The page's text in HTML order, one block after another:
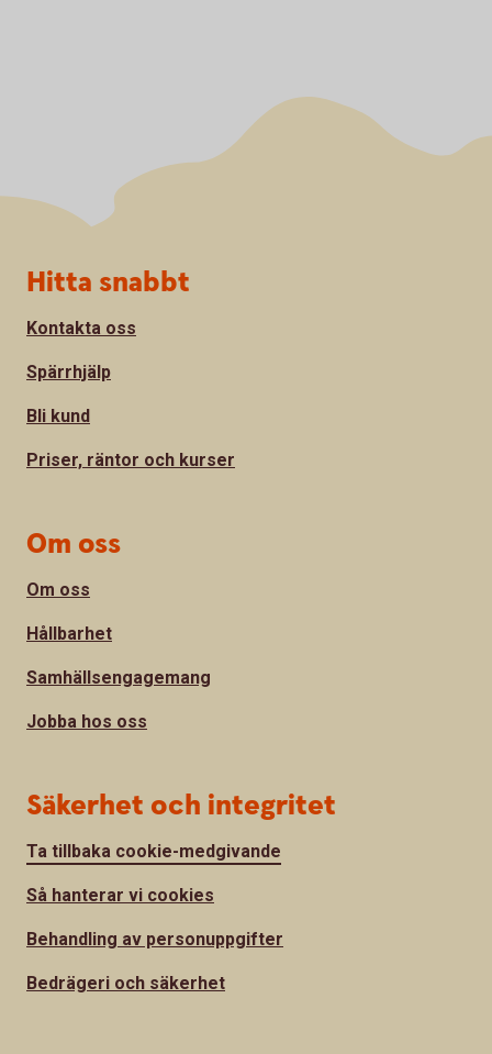
Sidfot
Hitta snabbt
Kontakta oss
Spärrhjälp
Bli kund
Priser, räntor och kurser
Om oss
Om oss
Hållbarhet
Samhällsengagemang
Jobba hos oss
Säkerhet och integritet
Ta tillbaka cookie-medgivande
Så hanterar vi cookies
Behandling av personuppgifter
Bedrägeri och säkerhet